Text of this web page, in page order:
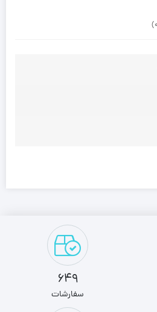
649
سفارشات